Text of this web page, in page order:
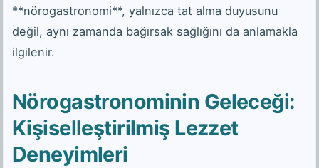
**nörogastronomi**, yalnızca tat alma duyusunu
değil, aynı zamanda bağırsak sağlığını da anlamakla
ilgilenir.
Nörogastronominin Geleceği:
Kişiselleştirilmiş Lezzet
Deneyimleri